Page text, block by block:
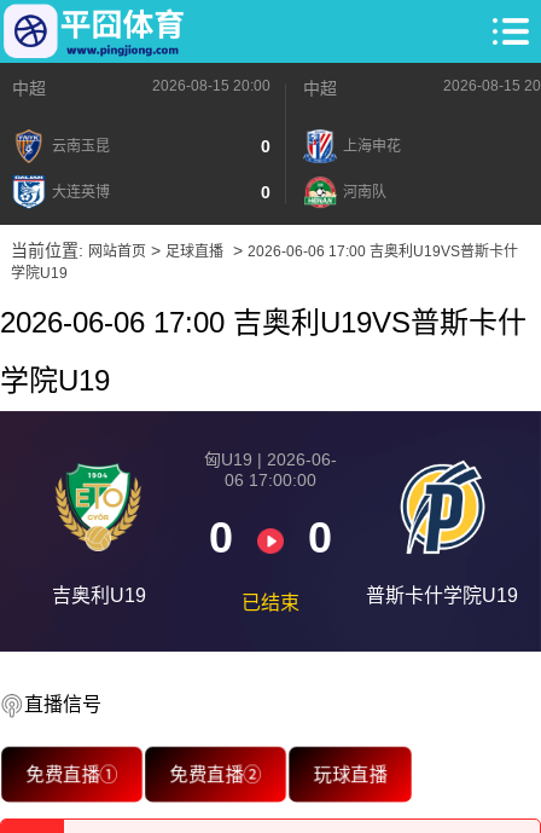
中超 2026-08-15 20:00
云南玉昆 0
大连英博 0
中超 2026-08-15
上海申花
河南队
当前位置: 网站首页> 足球直播> 2026-06-06 17:00 吉奥利U19VS普斯卡什
学院U19
2026-06-06 17:00 吉奥利U19VS普斯卡什
学院U19
吉奥利U19
匈U19 | 2026-06-
06 17:00:00
0 0
已结束 普斯卡什学院U19
直播信号
免费直播① 免费直播② 玩球直播
2026-08-15 【匈U19】 吉奥利U19VS普斯卡什学院U19